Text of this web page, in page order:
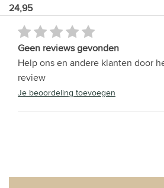
24,95
Geen reviews gevonden
Help ons en andere klanten door
review
Je beoordeling toevoegen